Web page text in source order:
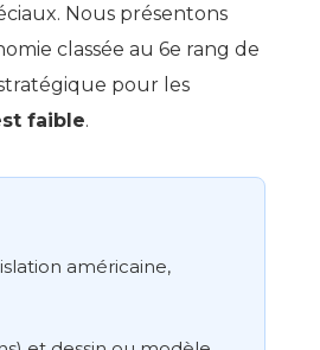
Nous présentons
classée au 6e rang de
pour les
faible.
américaine,